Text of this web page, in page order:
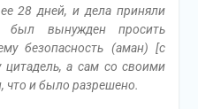
28 дней, и дела приняли
был вынужден просить
безопасность (аман)[с
цитадель, а сам со своими
что и было разрешено.